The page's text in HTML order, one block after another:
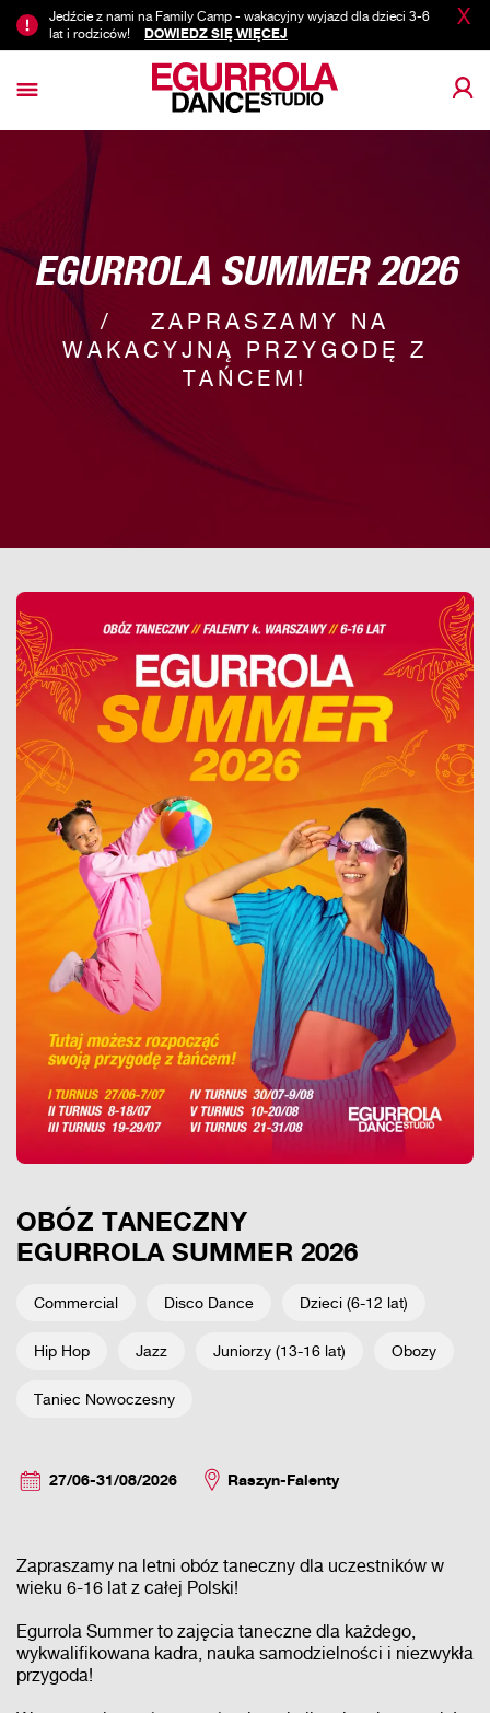
X
Jedźcie z nami na Family Camp - wakacyjny wyjazd dla dzieci 3-6
lat i rodziców!
DOWIEDZ SIĘ WIĘCEJ
EGURROLA SUMMER 2026
ZAPRASZAMY NA
WAKACYJNĄ PRZYGODĘ Z
TAŃCEM!
OBÓZ TANECZNY
EGURROLA SUMMER 2026
Commercial Disco Dance Dzieci (6-12 lat)
Hip Hop Jazz Juniorzy (13-16 lat) Obozy
Taniec Nowoczesny
27/06-31/08/2026 Raszyn-Falenty
Zapraszamy na letni obóz taneczny dla uczestników w
wieku 6-16 lat z całej Polski!
Egurrola Summer to zajęcia taneczne dla każdego,
wykwalifikowana kadra, nauka samodzielności i niezwykła
przygoda!